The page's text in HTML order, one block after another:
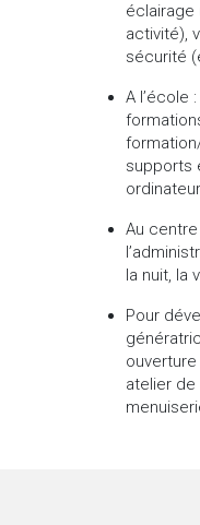
éclairage
activité),
sécurité
A l’école
supports
Au
la nuit, la
Pour
atelier